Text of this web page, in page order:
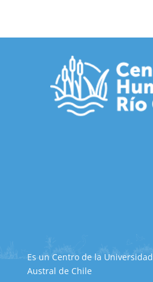
Es un Centro de la Universidad
Austral de Chile